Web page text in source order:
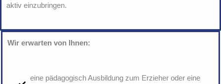
aktiv einzubringen.
Wir erwarten von Ihnen:
eine pädagogisch Ausbildung zum Erzieher oder eine